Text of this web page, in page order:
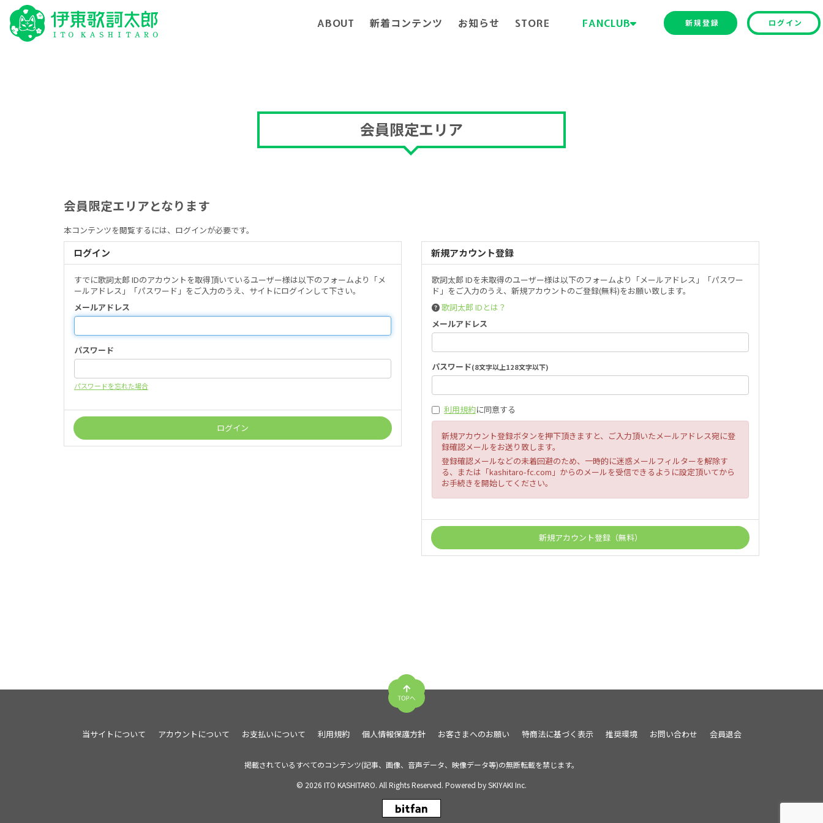
ABOUT 新着コンテンツ お知らせ STORE FANCLUB 新規登録 ログイン
会員限定エリア
会員限定エリアとなります
本コンテンツを閲覧するには、ログインが必要です。
ログイン
すでに歌詞太郎 IDのアカウントを取得頂いているユーザー様は以下のフォームより「メ
ールアドレス」「パスワード」をご入力のうえ、サイトにログインして下さい。
メールアドレス
パスワード
パスワードを忘れた場合
新規アカウント登録
歌詞太郎 IDを未取得のユーザー様は以下のフォームより「メールアドレス」「パスワー
ド」をご入力のうえ、新規アカウントのご登録(無料)をお願い致します。
歌詞太郎 IDとは？
メールアドレス
パスワード(8文字以上128文字以下)
利用規約に同意する
新規アカウント登録ボタンを押下頂きますと、ご入力頂いたメールアドレス宛に登
録確認メールをお送り致します。
登録確認メールなどの未着回避のため、一時的に迷惑メールフィルターを解除す
る、または「kashitaro-fc.com」からのメールを受信できるように設定頂いてから
お手続きを開始してください。
当サイトについて アカウントについて お支払いについて 利用規約 個人情報保護方針 お客さまへのお願い 特商法に基づく表示 推奨環境 お問い合わせ 会員退会
掲載されているすべてのコンテンツ(記事、画像、音声データ、映像データ等)の無断転載を禁じます。
© 2026 ITO KASHITARO. All Rights Reserved. Powered bySKIYAKI Inc.